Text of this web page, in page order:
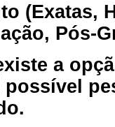
(Exatas,
Pós-
a